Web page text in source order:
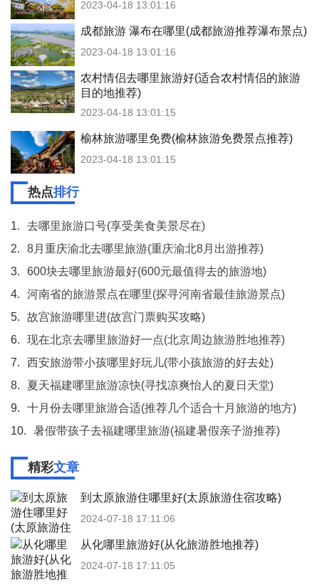
2023-04-18 13:01:16
成都旅游 瀑布在哪里(成都旅游推荐瀑布景点)
2023-04-18 13:01:16
农村情侣去哪里旅游好(适合农村情侣的旅游
目的地推荐)
2023-04-18 13:01:15
榆林旅游哪里免费(榆林旅游免费景点推荐)
2023-04-18 13:01:15
热点排行
1.
去哪里旅游口号(享受美食美景尽在)
2.
8月重庆渝北去哪里旅游(重庆渝北8月出游推荐)
3.
600块去哪里旅游最好(600元最值得去的旅游地)
4.
河南省的旅游景点在哪里(探寻河南省最佳旅游景点)
5.
故宫旅游哪里进(故宫门票购买攻略)
6.
现在北京去哪里旅游好一点(北京周边旅游胜地推荐)
7.
西安旅游带小孩哪里好玩儿(带小孩旅游的好去处)
8.
夏天福建哪里旅游凉快(寻找凉爽怡人的夏日天堂)
9.
十月份去哪里旅游合适(推荐几个适合十月旅游的地方)
10.
暑假带孩子去福建哪里旅游(福建暑假亲子游推荐)
精彩文章
到太原旅游住哪里好(太原旅游住宿攻略)
2024-07-18 17:11:06
从化哪里旅游好(从化旅游胜地推荐)
2024-07-18 17:11:05